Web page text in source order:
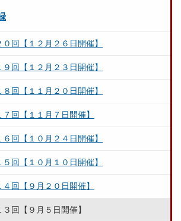
回【１２月２６日開催】
回【１２月２３日開催】
回【１１月２０日開催】
回【１１月７日開催】
回【１０月２４日開催】
回【１０月１０日開催】
回【９月２０日開催】
回【９月５日開催】